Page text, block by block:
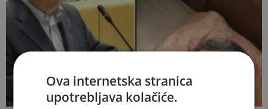
Ova internetska stranica
upotrebljava kolačiće.